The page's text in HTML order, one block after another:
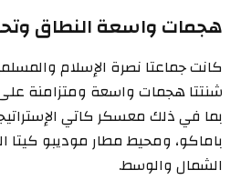
هجمات واسعة النطاق
كانت جماعتا نصرة الإسلام
شنتتا هجمات واسعة ومتزامنة
بما في ذلك معسكر كاتي
باماكو، ومحيط مطار موديبو
الشمال والوسط.